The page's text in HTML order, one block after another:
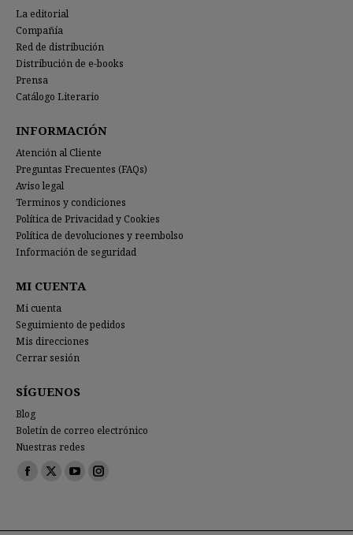
La editorial
Compañía
Red de distribución
Distribución de e-books
Prensa
Catálogo Literario
INFORMACIÓN
Atención al Cliente
Preguntas Frecuentes (FAQs)
Aviso legal
Terminos y condiciones
Política de Privacidad y Cookies
Política de devoluciones y reembolso
Información de seguridad
MI CUENTA
Mi cuenta
Seguimiento de pedidos
Mis direcciones
Cerrar sesión
SÍGUENOS
Blog
Boletín de correo electrónico
Nuestras redes
Encuéntranos en:
Facebook
X
YouTubeInstagram